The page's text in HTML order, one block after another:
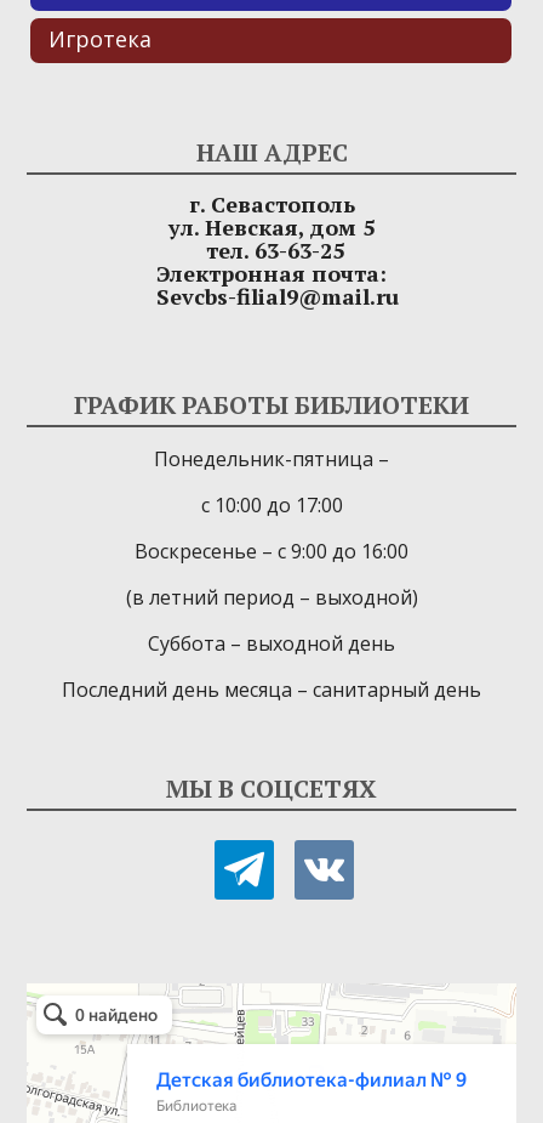
Игротека
НАШ АДРЕС
г. Севастополь
ул. Невская, дом 5
тел. 63-63-25
Электронная почта:
Sevcbs-filial9@mail.ru
ГРАФИК РАБОТЫ БИБЛИОТЕКИ
Понедельник-пятница –
с 10:00 до 17:00
Воскресенье – с 9:00 до 16:00
(в летний период – выходной)
Суббота – выходной день
Последний день месяца – санитарный день
МЫ В СОЦСЕТЯХ
telegram vkontakte
Детская библиотека-филиал № 9
Библиотека в Севастополе